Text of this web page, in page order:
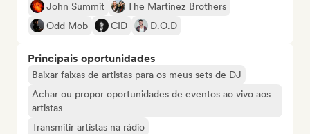
John Summit
The Martinez Brothers
Odd Mob
CID D.O.D
Principais oportunidades
Baixar faixas de artistas para os meus sets de DJ
Achar ou propor oportunidades de eventos ao vivo aos
artistas
Transmitir artistas na rádio